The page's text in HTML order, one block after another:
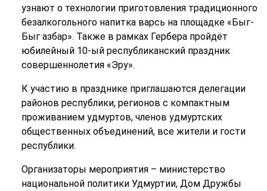
узнают о технологии приготовления традиционного
безалкогольного напитка варсь на площадке «Быг-
Быг азбар». Также в рамках Гербера пройдёт
юбилейный 10-ый республиканский праздник
совершеннолетия «Эру».
К участию в празднике приглашаются делегации
районов республики, регионов с компактным
проживанием удмуртов, членов удмуртских
общественных объединений, все жители и гости
республики.
Организаторы мероприятия – министерство
национальной политики Удмуртии, Дом Дружбы